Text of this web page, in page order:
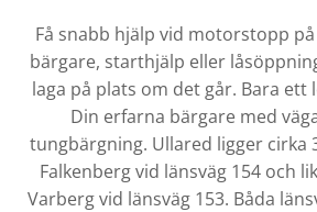
Få snabb hjälp vid motorstopp
bärgare, starthjälp eller
laga på plats om det går. Bara
Din erfarna bärgare med
tungbärgning. Ullared ligger cirka
Falkenberg vid länsväg 154 och
Varberg vid länsväg 153. Båda